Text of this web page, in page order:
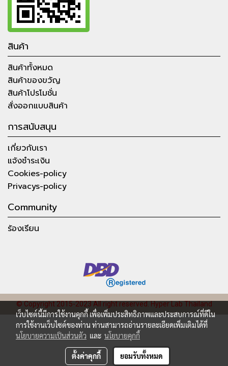
สินค้า
สินค้าทั้งหมด
สินค้าของขวัญ
สินค้าโปรโมชั่น
สั่งออกแบบสินค้า
การสนับสนุน
เกี่ยวกับเรา
แจ้งชำระเงิน
Cookies-policy
Privacys-policy
Community
ร้องเรียน
© Copyright 2015-2023 All right reserved. Hyper Lab Thailand
เว็บไซต์นี้มีการใช้งานคุกกี้ เพื่อเพิ่มประสิทธิภาพและประสบการณ์ที่ดีใน
การใช้งานเว็บไซต์ของท่าน ท่านสามารถอ่านรายละเอียดเพิ่มเติมได้ที่
นโยบายความเป็นส่วนตัว และ นโยบายคุกกี้
ตั้งค่าคุกกี้ ยอมรับทั้งหมด